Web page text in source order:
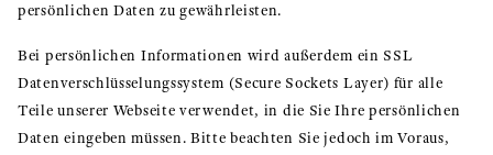
persönlichen Daten zu gewährleisten.
Bei persönlichen Informationen wird außerdem ein SSL
Datenverschlüsselungssystem (Secure Sockets Layer) für alle
Teile unserer Webseite verwendet, in die Sie Ihre persönlichen
Daten eingeben müssen. Bitte beachten Sie jedoch im Voraus,